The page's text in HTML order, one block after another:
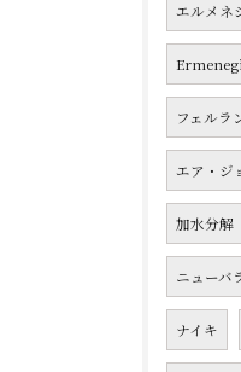
エルメネ
フェルラ
エア・ジ
加水分解
ニューバ
ナイキ